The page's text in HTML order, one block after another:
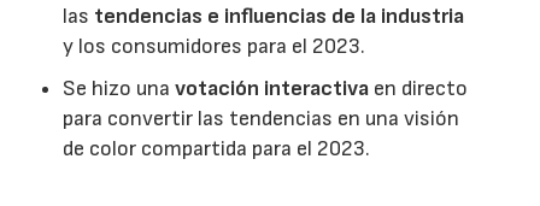
las tendencias e influencias de la industria
y los consumidores para el 2023.
Se hizo unavotación interactiva en directo
para convertir las tendencias en una visión
de color compartida para el 2023.